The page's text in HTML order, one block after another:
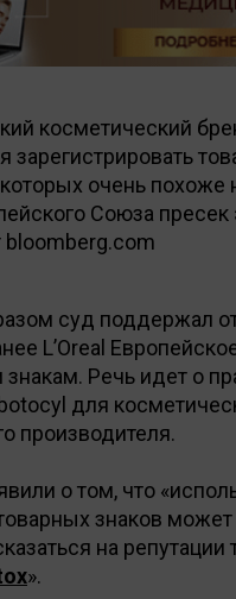
косметический
зарегистрировать
очень похоже
Союза пресек
bloomberg.com
суд поддержал
L’Oreal
Речь идет о
для
производителя.
о том, что
знаков
на репутации
».